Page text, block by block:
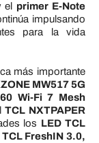
el primer E-Note
impulsando
para la vida
más importante
MW517 5G
Wi-Fi 7 Mesh
TCL NXTPAPER
los LED TCL
FreshIN 3.0,